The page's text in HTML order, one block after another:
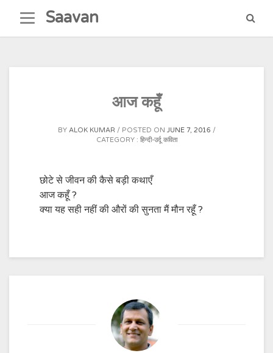
content
Saavan
आज कहूँ
BY ALOK KUMAR POSTED ON JUNE 7, 2016
CATEGORY : हिन्दी-उर्दू कविता
छोटे से जीवन की कैसे बड़ी कथाएँ
आज कहूँ ?
क्या यह सही नहीं की औरों की सुनता मैं मौन रहूँ ?